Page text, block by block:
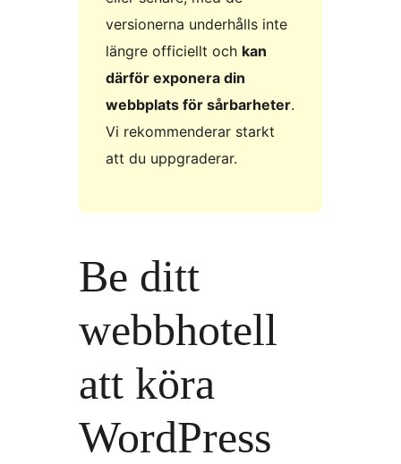
versionerna underhålls inte
längre officiellt och kan
därför exponera din
webbplats för sårbarheter.
Vi rekommenderar starkt
att du uppgraderar.
Be ditt
webbhotell
att köra
WordPress